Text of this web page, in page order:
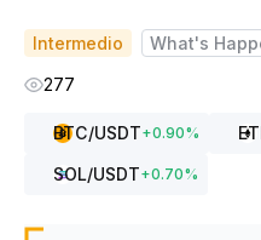
Intermedio
What's
277
BTC/USDT+0.90%
SOL/USDT+0.70%